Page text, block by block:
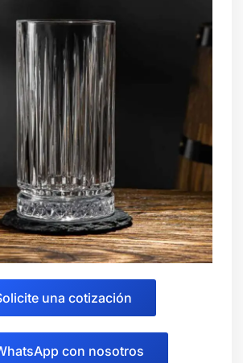
una cotización
con nosotros